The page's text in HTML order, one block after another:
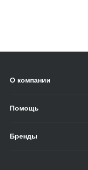
О компании
Помощь
Бренды